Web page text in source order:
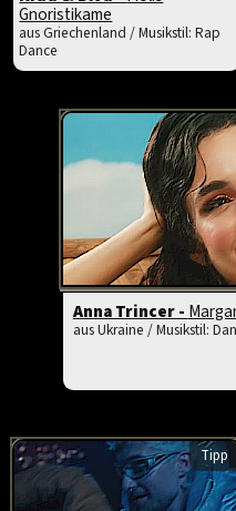
Gnoristikame
aus Griechenland / Musikstil: Rap
Dance
Anna Trincer -
aus Ukraine / Musikstil:
Tipp